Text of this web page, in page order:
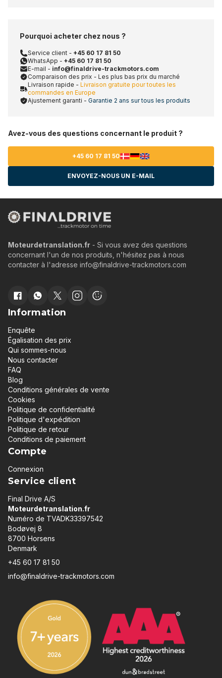
Pourquoi acheter chez nous ?
Service client - +45 60 17 81 50
WhatsApp - +45 60 17 81 50
E-mail - info@finaldrive-trackmotors.com
Comparaison des prix - Les plus bas prix du marché
Livraison rapide - Livraison gratuite pour toutes les
commandes en Europe
Ajustement garanti - Garantie 2 ans sur tous les produits
Avez-vous des questions concernant le produit ?
+45 60 17 81 50
ENVOYEZ-NOUS UN E-MAIL
Moteurdetranslation.fr - Si vous avez des questions
concernant l'un de nos produits, n'hésitez pas à nous
contacter à l'adresse info@finaldrive-trackmotors.com
Information
Enquête
Égalisation des prix
Qui sommes-nous
Nous contacter
FAQ
Blog
Conditions générales de vente
Cookies
Politique de confidentialité
Politique d'expédition
Politique de retour
Conditions de paiement
Compte
Connexion
Service client
Final Drive A/S
Moteurdetranslation.fr
Numéro de TVADK33397542
Bodøvej 8
8700 Horsens
Denmark
+45 60 17 81 50
info@finaldrive-trackmotors.com